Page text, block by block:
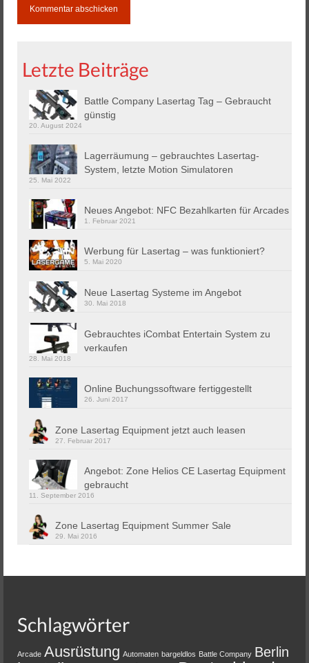
Letzte Beiträge
Battle Company Lasertag Tag – Gebraucht
günstig
20. August 2024
Lagerräumung – gebrauchtes Lasertag-
System, letzte Motion Simulatoren
25. Mai 2022
Neues Angebot: NFC Bezahlkarten für Arcades
1. Februar 2021
Werbung für Lasertag – was funktioniert?
5. Mai 2020
Neue Lasertag Systeme im Angebot
30. Mai 2018
Gebrauchtes iCombat Entertain System zu
verkaufen
28. Mai 2018
Online Buchungssoftware fertiggestellt
26. Juni 2017
Zone Lasertag Equipment jetzt auch leasen
27. Februar 2017
Angebot: Zone Helios CE Lasertag Equipment
gebraucht
11. September 2016
Zone Lasertag Equipment Summer Sale
29. Mai 2016
Schlagwörter
Arcade Ausrüstung Automaten bargeldlos Battle Company Berlin